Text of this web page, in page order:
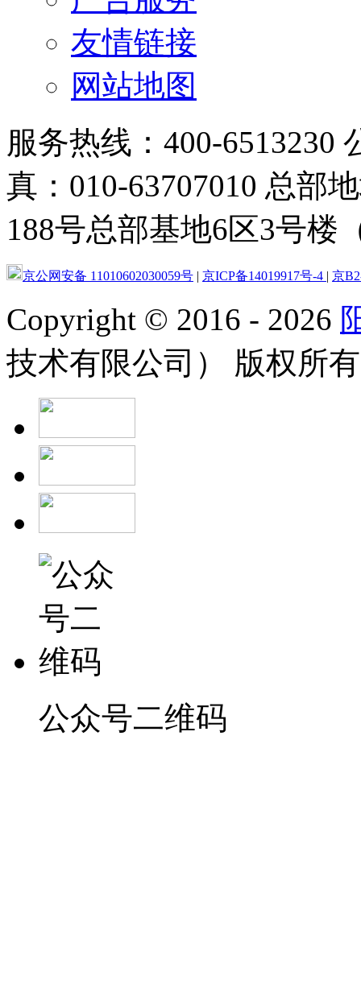
友情链接
网站地图
服务热线：400-6513230
真：010-63707010 总部
188号总部基地6区3号楼
京公网安备 11010602030059号 | 京ICP备14019917号-4 | 京
Copyright © 2016 - 2026
技术有限公司） 版权所
公众号二维码